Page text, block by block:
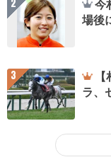
2
今
場後
3
ラ、